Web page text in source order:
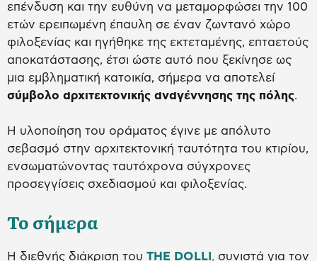
επένδυση και την ευθύνη να μεταμορφώσει την 100
ετών ερειπωμένη έπαυλη σε έναν ζωντανό χώρο
φιλοξενίας και ηγήθηκε της εκτεταμένης, επταετούς
αποκατάστασης, έτσι ώστε αυτό που ξεκίνησε ως
μια εμβληματική κατοικία, σήμερα να αποτελεί
σύμβολο αρχιτεκτονικής αναγέννησης της πόλης.
Η υλοποίηση του οράματος έγινε με απόλυτο
σεβασμό στην αρχιτεκτονική ταυτότητα του κτιρίου,
ενσωματώνοντας ταυτόχρονα σύγχρονες
προσεγγίσεις σχεδιασμού και φιλοξενίας.
Το σήμερα
Η διεθνής διάκριση του THE DOLLI , συνιστά για τον